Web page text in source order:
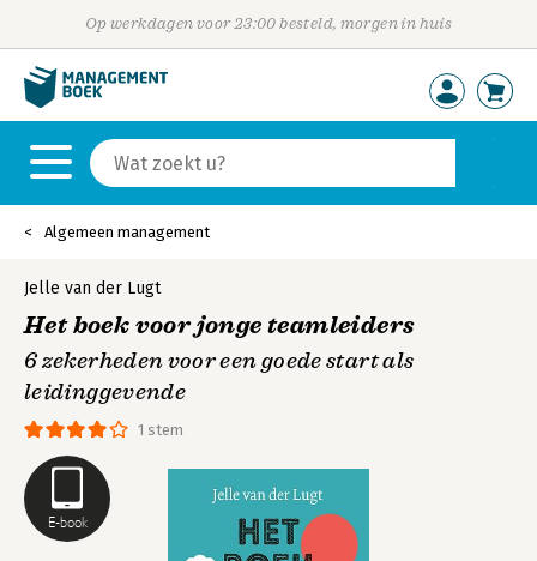
Op werkdagen voor 23:00 besteld, morgen in huis
Algemeen management
E-book
1 stem
Jelle van der Lugt
Het boek voor jonge teamleiders
6 zekerheden voor een goede start als
leidinggevende